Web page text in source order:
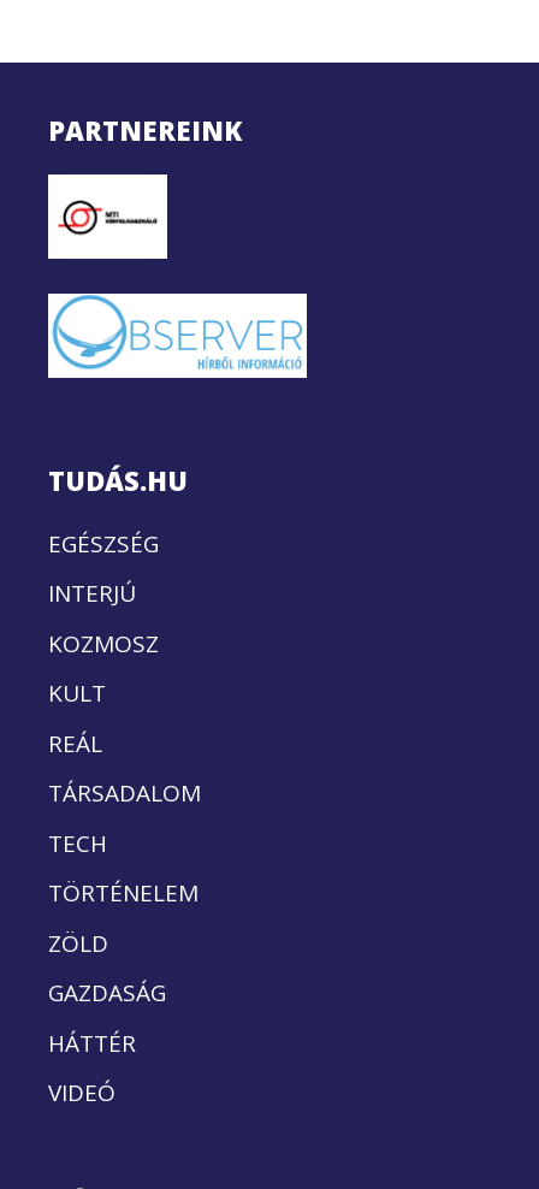
PARTNEREINK
TUDÁS.HU
EGÉSZSÉG
INTERJÚ
KOZMOSZ
KULT
REÁL
TÁRSADALOM
TECH
TÖRTÉNELEM
ZÖLD
GAZDASÁG
HÁTTÉR
VIDEÓ